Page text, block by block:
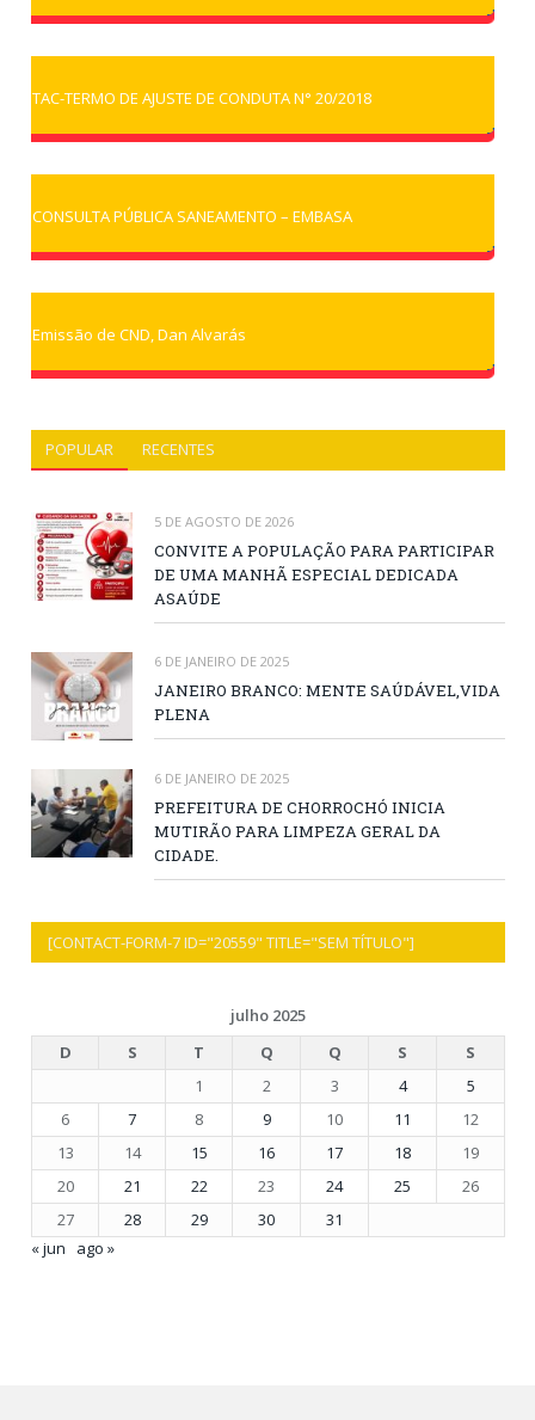
TAC-TERMO DE AJUSTE DE CONDUTA N° 20/2018
CONSULTA PÚBLICA SANEAMENTO – EMBASA
Emissão de CND, Dan Alvarás
POPULAR RECENTES
5 DE AGOSTO DE 2026
CONVITE A POPULAÇÃO PARA PARTICIPAR
DE UMA MANHÃ ESPECIAL DEDICADA
ASAÚDE
6 DE JANEIRO DE 2025
JANEIRO BRANCO: MENTE SAÚDÁVEL,VIDA
PLENA
6 DE JANEIRO DE 2025
PREFEITURA DE CHORROCHÓ INICIA
MUTIRÃO PARA LIMPEZA GERAL DA
CIDADE.
[CONTACT-FORM-7 ID="20559" TITLE="SEM TÍTULO"]
julho 2025
D
S T Q Q S
S
1
2 3 4
5
6
7 8 9 10 11
12
13
14 15 16 17 18
19
20
21 22 23 24 25
26
27
28 29 30
31
« jun
ago »